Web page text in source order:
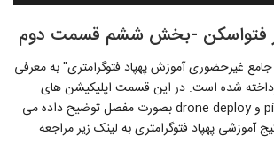
فتواسکن -بخش ششم قسمت دوم
غیرحضوری آموزش پهپاد فتوگرامتری" به معرفی
شده است. در این قسمت اپلیکیشن های
pix4dcapture، dji go4 و drone deploy بصورت مفصل توضیح داده می
پهپاد فتوگرامتری به لینک زیر مراجعه